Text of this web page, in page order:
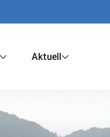
Aktuell